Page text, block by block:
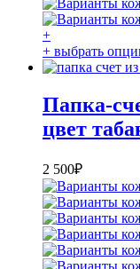
+
+ выбрать
Папка-
цвет
2 500₽